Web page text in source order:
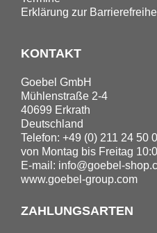
Erklärung zur
KONTAKT
Goebel GmbH
Mühlenstraße 2-4
40699 Erkrath
Deutschland
Telefon: +49 (0) 211 24 50
von Montag bis Freitag
E-mail: info@goebel-
www.goebel-group.com
ZAHLUNGSARTEN